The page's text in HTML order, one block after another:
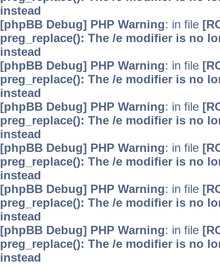
instead
[phpBB Debug] PHP Warning: in file
preg_replace(): The /e modifier is no
instead
[phpBB Debug] PHP Warning: in file
preg_replace(): The /e modifier is no
instead
[phpBB Debug] PHP Warning: in file
preg_replace(): The /e modifier is no
instead
[phpBB Debug] PHP Warning: in file
preg_replace(): The /e modifier is no
instead
[phpBB Debug] PHP Warning: in file
preg_replace(): The /e modifier is no
instead
[phpBB Debug] PHP Warning: in file
preg_replace(): The /e modifier is no
instead